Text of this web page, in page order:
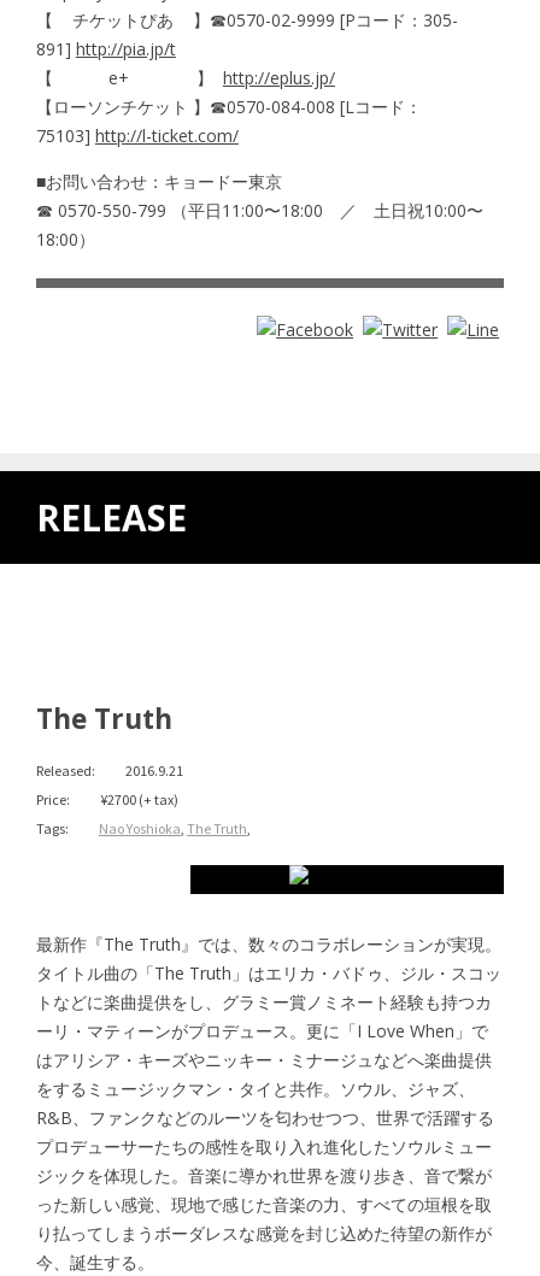
【 チケットぴあ 】☎︎0570-02-9999 [Pコード：305-
891] http://pia.jp/t
【 e+ 】 http://eplus.jp/
【ローソンチケット 】☎︎0570-084-008 [Lコード：
75103] http://l-ticket.com/
■お問い合わせ：キョードー東京
☎ 0570-550-799 （平日11:00〜18:00 ／ 土日祝10:00〜
18:00）
RELEASE
The Truth
Released:
2016.9.21
Price:
¥2700 (+ tax)
Tags:
Nao Yoshioka, The Truth,
Amazon
Official Shop
Spotify
最新作『The Truth』では、数々のコラボレーションが実現。
タイトル曲の「The Truth」はエリカ・バドゥ、ジル・スコッ
トなどに楽曲提供をし、グラミー賞ノミネート経験も持つカ
ーリ・マティーンがプロデュース。更に「I Love When」で
はアリシア・キーズやニッキー・ミナージュなどへ楽曲提供
をするミュージックマン・タイと共作。ソウル、ジャズ、
R&B、ファンクなどのルーツを匂わせつつ、世界で活躍する
プロデューサーたちの感性を取り入れ進化したソウルミュー
ジックを体現した。音楽に導かれ世界を渡り歩き、音で繋が
った新しい感覚、現地で感じた音楽の力、すべての垣根を取
り払ってしまうボーダレスな感覚を封じ込めた待望の新作が
今、誕生する。